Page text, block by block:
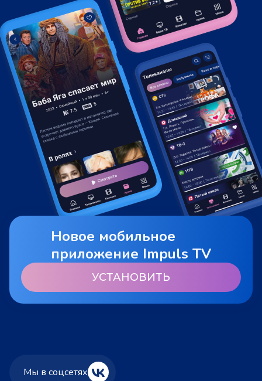
Новое мобильное
приложение Impuls TV
УСТАНОВИТЬ
Мы в соцсетях